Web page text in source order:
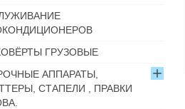
ГРУЗОВЫЕ
АППАРАТЫ,
СТАПЕЛИ , ПРАВКИ